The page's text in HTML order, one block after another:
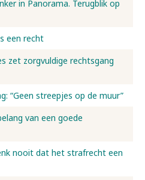
in Panorama. Terugblik op
een recht
zet zorgvuldige rechtsgang
“Geen streepjes op de muur”
van een goede
nooit dat het strafrecht een